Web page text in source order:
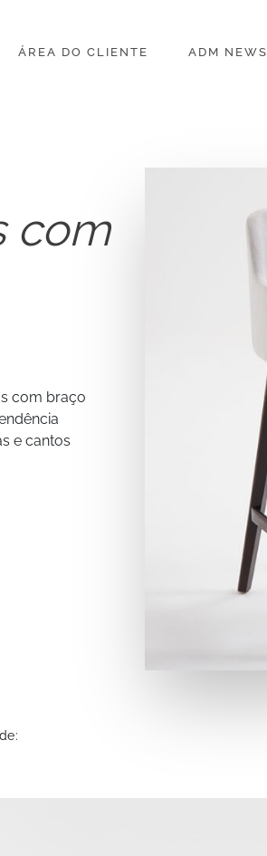
ÁREA DO CLIENTE ADM NEWS
com
com braço
e cantos